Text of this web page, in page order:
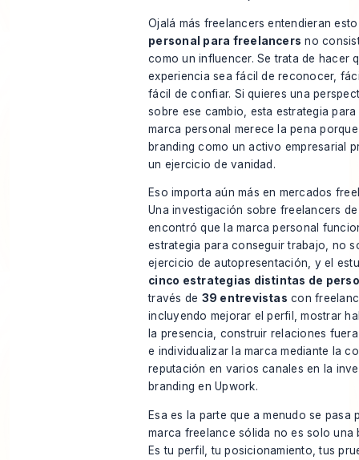
Ojalá más freelancers entendieran
personal para freelancers no
como un influencer. Se trata de hacer
experiencia sea fácil de reconocer,
fácil de confiar. Si quieres una
sobre ese cambio, esta estrategia
marca personal merece la pena
branding como un activo empresarial
un ejercicio de vanidad.
Eso importa aún más en mercados
Una investigación sobre freelancers
encontró que la marca personal
estrategia para conseguir trabajo, no
ejercicio de autopresentación, y el
cinco estrategias distintas de
través de 39 entrevistas con
incluyendo mejorar el perfil, mostrar
la presencia, construir relaciones
e individualizar la marca mediante la
reputación en varios canalesen la
branding en Upwork.
Esa es la parte que a menudo se pasa
marca freelance sólida no es solo una
Es tu perfil, tu posicionamiento, tus